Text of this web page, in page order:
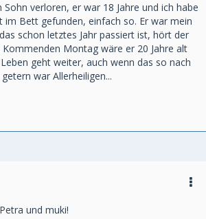
verloren, er war 18 Jahre und ich habe
im Bett gefunden, einfach so. Er war mein
schon letztes Jahr passiert ist, hört der
Montag wäre er 20 Jahre alt
geht weiter, auch wenn das so nach
war Allerheiligen...
und muki!